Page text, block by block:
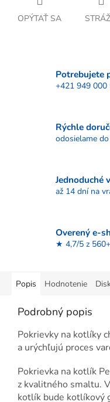
OPÝTAŤ SA
Potrebujete
+421 949 000
Rýchle
odosielame
Jednoduché
až 14 dní na
Overený e-
★ 4,7/5 z
Popis Hodnotenie
Podrobný popis
Pokrievky na kotlíky
a urýchľujú proces
Pokrievka na kotlík
z kvalitného smaltu.
kotlík bude kotlíkový